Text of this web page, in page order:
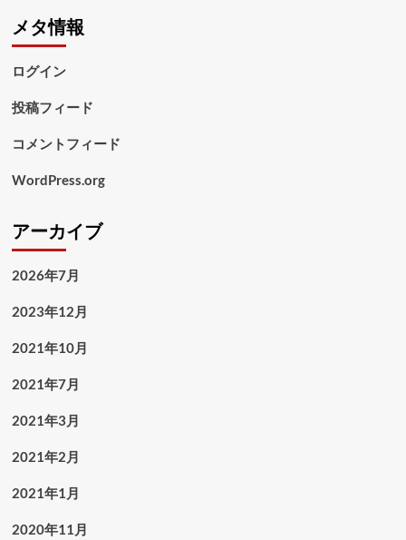
メタ情報
ログイン
投稿フィード
コメントフィード
WordPress.org
アーカイブ
2026年7月
2023年12月
2021年10月
2021年7月
2021年3月
2021年2月
2021年1月
2020年11月